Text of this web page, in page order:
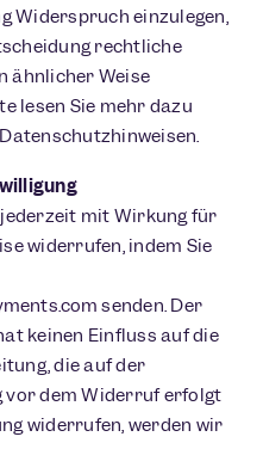
Widerspruch einzulegen,
rechtliche
ähnlicher Weise
lesen Sie mehr dazu
mit Wirkung für
widerrufen, indem Sie
senden. Der
keinen Einfluss auf die
die auf der
vor dem Widerruf erfolgt
widerrufen, werden wir